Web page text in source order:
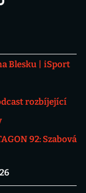
Blesku
iSport
rozbíjející
92: Szabová